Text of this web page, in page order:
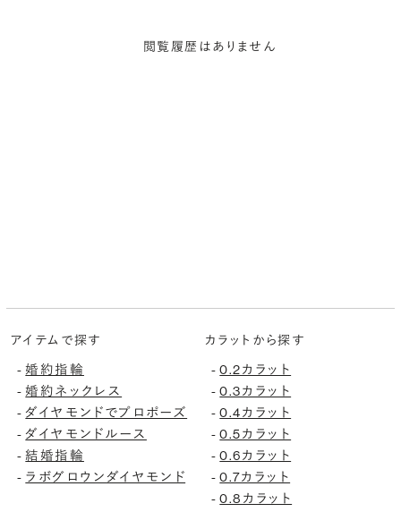
閲覧履歴はありません
アイテムで探す
-婚約指輪
-婚約ネックレス
-ダイヤモンドでプロポーズ
-ダイヤモンドルース
-結婚指輪
- ラボグロウンダイヤモンド
カラットから探す
-0.2カラット
-0.3カラット
-0.4カラット
-0.5カラット
-0.6カラット
-0.7カラット
-0.8カラット